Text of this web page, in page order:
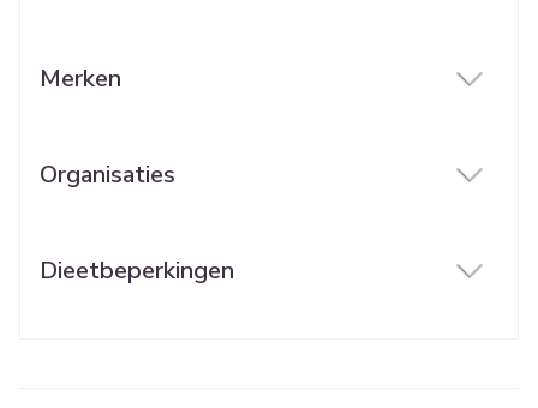
Merken
Organisaties
Dieetbeperkingen